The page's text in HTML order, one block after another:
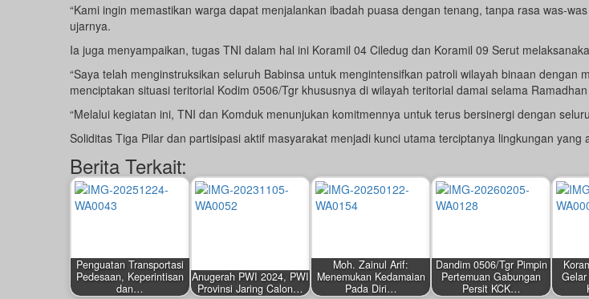
“Kami ingin memastikan warga dapat menjalankan ibadah puasa dengan tenang, tanpa rasa was-
ujarnya.
Ia juga menyampaikan, tugas TNI dalam hal ini Koramil 04 Ciledug dan Koramil 09 Serut
“Saya telah menginstruksikan seluruh Babinsa untuk mengintensifkan patroli wilayah binaan
menciptakan situasi teritorial Kodim 0506/Tgr khususnya di wilayah teritorial damai selama
“Melalui kegiatan ini, TNI dan Komduk menunjukan komitmennya untuk terus bersinergi dengan
Soliditas Tiga Pilar dan partisipasi aktif masyarakat menjadi kunci utama terciptanya lingkungan
Berita Terkait:
Penguatan Transportasi
Pedesaan, Keperintisan
dan…
Anugerah PWI 2024, PWI
Provinsi Jaring Calon…
Moh. Zainul Arif:
Menemukan Kedamaian
Pada Diri…
Dandim 0506/Tgr Pimpin
Pertemuan Gabungan
Persit KCK…